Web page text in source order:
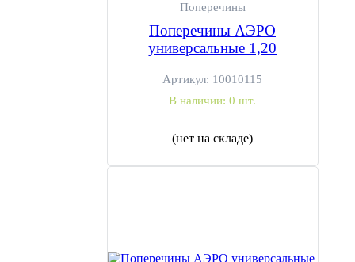
Поперечины
Поперечины АЭРО
универсальные 1,20
Артикул: 10010115
В наличии: 0 шт.
(нет на складе)